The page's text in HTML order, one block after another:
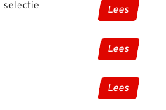
selectie Lees
Lees
Lees